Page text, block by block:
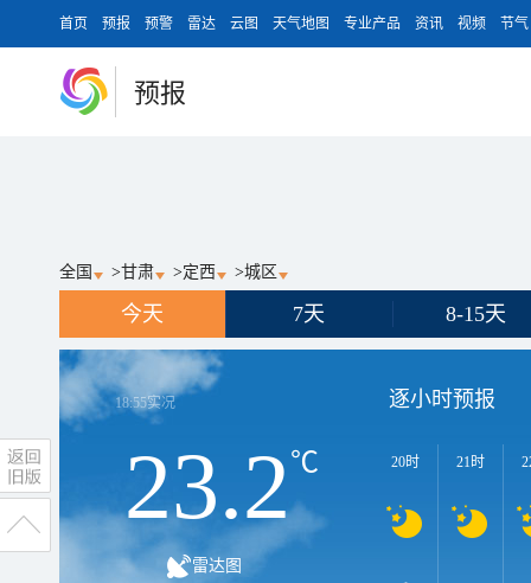
首页 预报 预警 雷达 云图 天气地图 专业产品 资讯 视频 节气
预报
全国 >甘肃 >定西 >城区
今天 7天 8-15天
18:55实况
23.2℃
雷达图
逐小时预报
20时 21时